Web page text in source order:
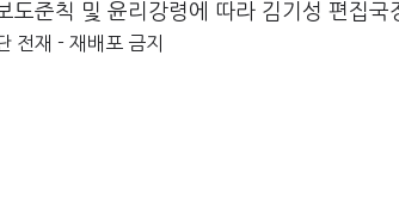
도준칙 및 윤리강령에 따라 김기성 편집국
전재 - 재배포 금지